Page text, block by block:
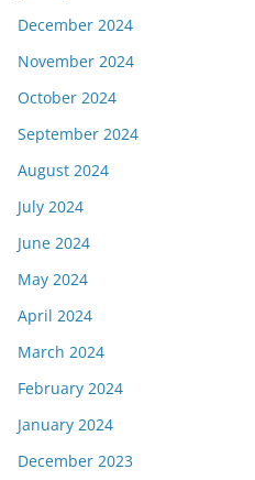
December 2024
November 2024
October 2024
September 2024
August 2024
July 2024
June 2024
May 2024
April 2024
March 2024
February 2024
January 2024
December 2023